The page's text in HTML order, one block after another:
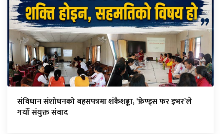
संविधान संशोधनको बहसपत्रमा शंकैशङ्का, ‘फ्रेण्ड्स फर इभर’ले
गर्यो संयुक्त संवाद